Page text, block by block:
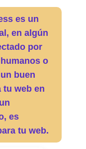
es un
en algún
por
o
buen
tu web en
es
tu web.